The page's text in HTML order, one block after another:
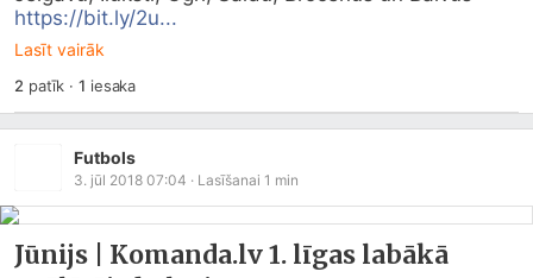
https://bit.ly/2u...
Lasīt vairāk
2 patīk ·1 iesaka
Futbols
3. jūl 2018 07:04 · Lasīšanai 1 min
Jūnijs | Komanda.lv 1. līgas labākā